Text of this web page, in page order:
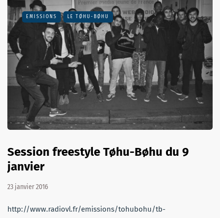
EMISSIONS LE TØHU-BØHU
Session freestyle Tøhu-Bøhu du 9
janvier
23 janvier 2016
http://www.radiovl.fr/emissions/tohubohu/tb-